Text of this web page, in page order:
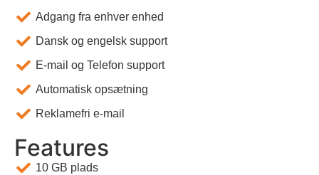
Adgang fra enhver enhed
Dansk og engelsk support
E-mail og Telefon support
Automatisk opsætning
Reklamefri e-mail
Features
10 GB plads